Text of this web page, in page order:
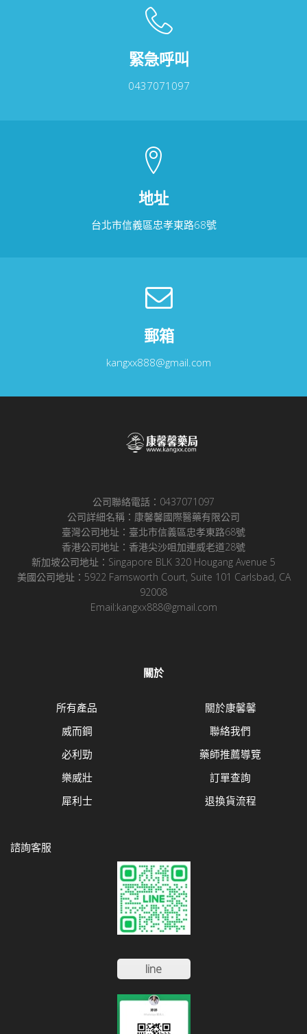
緊急呼叫
0437071097
地址
台北市信義區忠孝東路68號
郵箱
kangxx888@gmail.com
公司聯絡電話：0437071097
公司詳細名稱：康馨馨國際醫藥有限公司
臺灣公司地址：臺北市信義區忠孝東路68號
香港公司地址：香港尖沙咀加連威老道28號
新加坡公司地址：Singapore BLK 320 Hougang Avenue 5
美國公司地址：5922 Farnsworth Court, Suite 101 Carlsbad, CA
92008
Email:kangxx888@gmail.com
關於
所有產品
威而鋼
必利勁
樂威壯
犀利士
關於康馨馨
聯絡我們
藥師推薦導覽
訂單查詢
退換貨流程
諮詢客服
line